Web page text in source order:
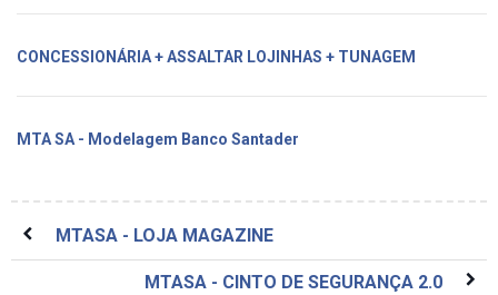
CONCESSIONÁRIA + ASSALTAR LOJINHAS + TUNAGEM
MTA SA - Modelagem Banco Santader
MTASA - LOJA MAGAZINE
MTASA - CINTO DE SEGURANÇA 2.0